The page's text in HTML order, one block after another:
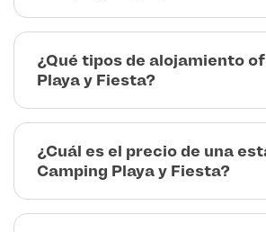
¿Qué tipos de alojamiento
Playa y Fiesta?
¿Cuál es el precio de una
Camping Playa y Fiesta?